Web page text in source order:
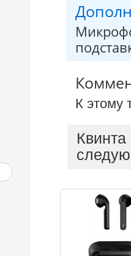
К этому